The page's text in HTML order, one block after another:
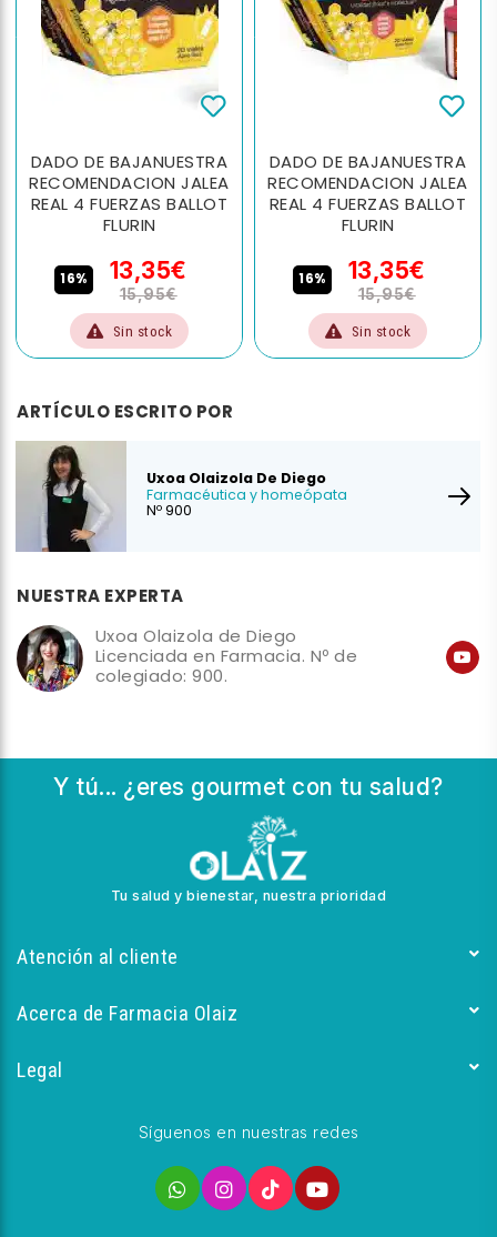
DADO DE BAJANUESTRA
RECOMENDACION JALEA
REAL 4 FUERZAS BALLOT
FLURIN
16% 13,35€
15,95€
Sin stock
DADO DE BAJANUESTRA
RECOMENDACION JALEA
REAL 4 FUERZAS BALLOT
FLURIN
16% 13,35€
15,95€
Sin stock
ARTÍCULO ESCRITO POR
Uxoa Olaizola De Diego
Farmacéutica y homeópata
Nº 900
NUESTRA EXPERTA
Uxoa Olaizola de Diego
Licenciada en Farmacia. Nº de
colegiado: 900.
Y tú... ¿eres gourmet con tu salud?
Tu salud y bienestar, nuestra prioridad
Atención al cliente
Acerca de Farmacia Olaiz
Legal
Síguenos en nuestras redes